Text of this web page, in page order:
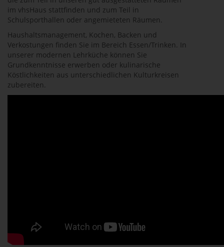
im vhsHaus stattfinden und zum Teil in
Schulsporthallen oder angemieteten Räumen.
Haushaltsmanagement, Kochen, Backen und
Verkostungen finden Sie im Bereich Essen/Trinken. In
unserer modernen Lehrküche können Sie
Grundkenntnisse erwerben oder kulinarische
Köstlichkeiten aus unterschiedlichen Kulturkreisen
zubereiten.